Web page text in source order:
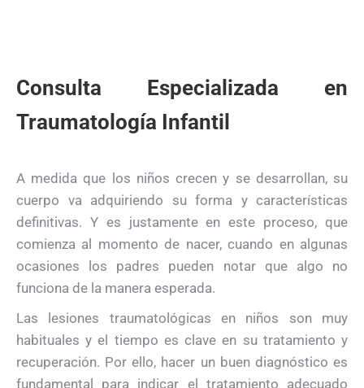
Consulta Especializada en
Traumatología Infantil
A medida que los niños crecen y se desarrollan, su
cuerpo va adquiriendo su forma y características
definitivas. Y es justamente en este proceso, que
comienza al momento de nacer, cuando en algunas
ocasiones los padres pueden notar que algo no
funciona de la manera esperada.
Las lesiones traumatológicas en niños son muy
habituales y el tiempo es clave en su tratamiento y
recuperación. Por ello, hacer un buen diagnóstico es
fundamental para indicar el tratamiento adecuado